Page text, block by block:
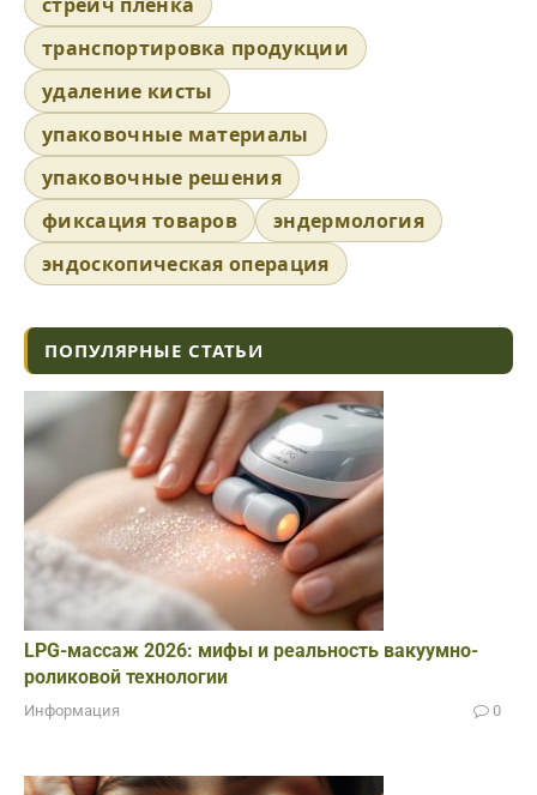
транспортировка продукции
удаление кисты
упаковочные материалы
упаковочные решения
фиксация товаров
эндермология
эндоскопическая операция
ПОПУЛЯРНЫЕ СТАТЬИ
LPG-массаж 2026: мифы и реальность вакуумно-
роликовой технологии
Информация 0